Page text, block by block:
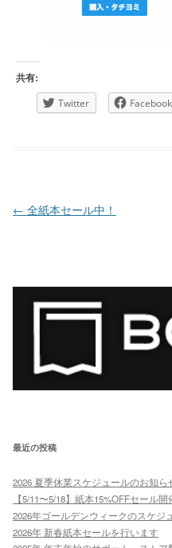
共有:
Twitter Facebook
投稿ナビゲーション
← 全紙本セール中！
最近の投稿
2026 夏季休業スケジュールのお知ら
【5/11〜5/18】紙本15%OFFセール
2026年ゴールデンウィークのスケジ
2026年 新春紙本セールを行います